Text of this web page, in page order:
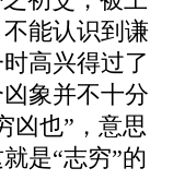
能认识到谦
高兴得过了
象并不十分
凶也”，意思
是“志穷”的